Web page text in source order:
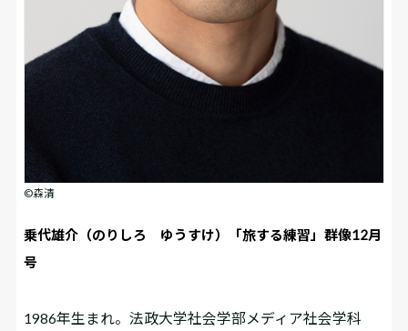
©森清
乗代雄介（のりしろ ゆうすけ）「旅する練習」群像12月
号
1986年生まれ。法政大学社会学部メディア社会学科